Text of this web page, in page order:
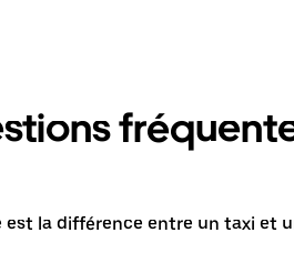
est la différence entre un taxi et